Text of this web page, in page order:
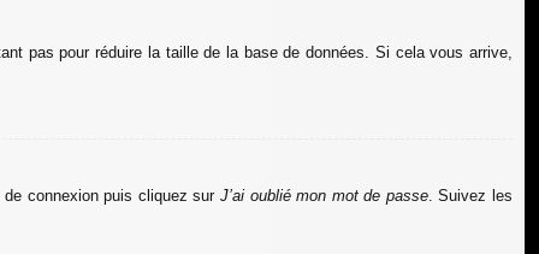
pas pour réduire la taille de la base de données. Si cela vous arrive,
connexion puis cliquez sur J’ai oublié mon mot de passe. Suivez les